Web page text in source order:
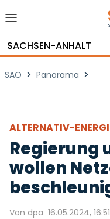
SACHSEN-ANHALT
SAO > Panorama >
ALTERNATIV-
Regierung
wollen
Von dpa 16.05.2024, 16:51